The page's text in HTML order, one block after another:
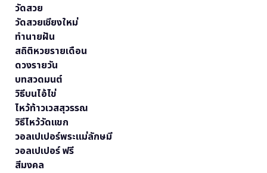
วัดสวย
วัดสวยเชียงใหม่
ทำนายฝัน
สถิติหวยรายเดือน
ดวงรายวัน
บทสวดมนต์
วิธีบนไอ้ไข่
ไหว้ท้าวเวสสุวรรณ
วิธีไหว้วัดแขก
วอลเปเปอร์พระแม่ลักษมี
วอลเปเปอร์ ฟรี
สีมงคล